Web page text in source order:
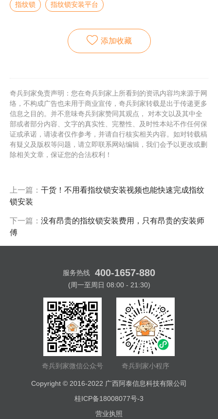
指纹锁 指纹锁安装平台
添加收藏
奇兵到家免责声明：您在奇兵到家上所看到的资讯内容均来源于网
络，不构成广告也未用于商业宣传，奇兵到家转载是出于传递更多
信息之目的。并不意味奇兵到家赞同其观点， 对本文以及其中全
部或者部分内容、文字的真实性、完整性、及时性本站不作任何保
证或承诺，请读者仅作参考，并请自行核实相关内容。如对转载稿
有疑义及版权等问题，请立即联系网站编辑，我们会予以更改或删
除相关文章，保证您的合法权利！
上一篇： 干货！不用看指纹锁安装视频也能快速完成指纹
锁安装
下一篇： 没有昂贵的指纹锁安装费用，只有昂贵的安装师
傅
服务热线 400-1657-880
(周一至周日 08:00 - 21:30)
奇兵到家微信公众号 奇兵到家小程序
Copyright © 2016-2022 广西阿泰信息科技有限公司
桂ICP备18008077号-3
营业执照